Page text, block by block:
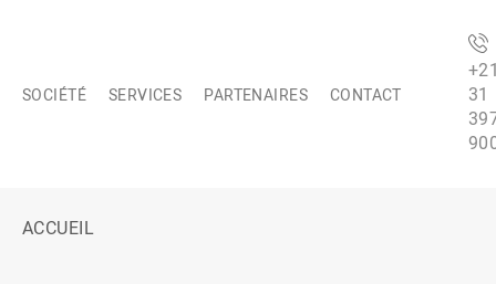
SOCIÉTÉ SERVICES PARTENAIRES CONTACT
31
ACCUEIL